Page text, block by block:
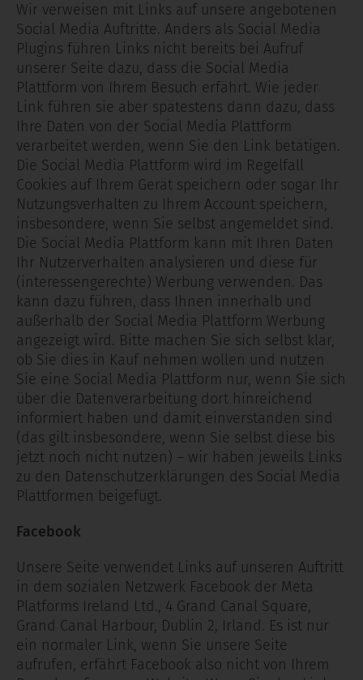
Wir verweisen mit Links auf unsere angebotenen
Social Media Auftritte. Anders als Social Media
Plugins führen Links nicht bereits bei Aufruf
unserer Seite dazu, dass die Social Media
Plattform von Ihrem Besuch erfährt. Wie jeder
Link führen sie aber spätestens dann dazu, dass
Ihre Daten von der Social Media Plattform
verarbeitet werden, wenn Sie den Link betätigen.
Die Social Media Plattform wird im Regelfall
Cookies auf Ihrem Gerät speichern oder sogar Ihr
Nutzungsverhalten zu Ihrem Account speichern,
insbesondere, wenn Sie selbst angemeldet sind.
Die Social Media Plattform kann mit Ihren Daten
Ihr Nutzerverhalten analysieren und diese für
(interessengerechte) Werbung verwenden. Das
kann dazu führen, dass Ihnen innerhalb und
außerhalb der Social Media Plattform Werbung
angezeigt wird. Bitte machen Sie sich selbst klar,
ob Sie dies in Kauf nehmen wollen und nutzen
Sie eine Social Media Plattform nur, wenn Sie sich
über die Datenverarbeitung dort hinreichend
informiert haben und damit einverstanden sind
(das gilt insbesondere, wenn Sie selbst diese bis
jetzt noch nicht nutzen) – wir haben jeweils Links
zu den Datenschutzerklärungen des Social Media
Plattformen beigefügt.
Facebook
Unsere Seite verwendet Links auf unseren Auftritt
in dem sozialen Netzwerk Facebook der Meta
Platforms Ireland Ltd., 4 Grand Canal Square,
Grand Canal Harbour, Dublin 2, Irland. Es ist nur
ein normaler Link, wenn Sie unsere Seite
aufrufen, erfährt Facebook also nicht von Ihrem